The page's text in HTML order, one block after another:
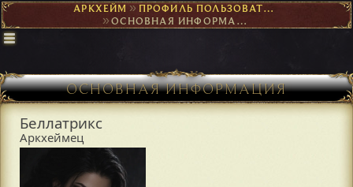
АРКХЕЙМ► ПРОФИЛЬ ПОЛЬЗОВАТЕЛЯ БЕЛЛАТРИКС
► ОСНОВНАЯ ИНФОРМАЦИЯ
ОСНОВНАЯ ИНФОРМАЦИЯ
Беллатрикс
Аркхеймец